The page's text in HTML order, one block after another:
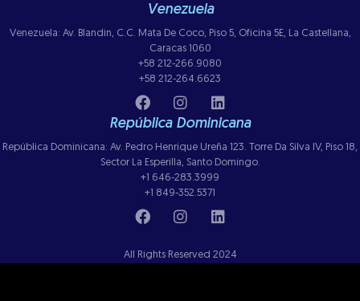
Venezuela
Venezuela: Av. Blandin, C.C. Mata De Coco, Piso 5, Oficina 5E, La Castellana,
Caracas 1060
+58 212-266.9080
+58 212-264.6623
República Dominicana
República Dominicana: Av. Pedro Henrique Ureña 123. Torre Da Silva IV, Piso 18,
Sector La Esperilla, Santo Domingo.
+1 646-283.3999
+1 849-352.5371
All Rights Reserved 2024